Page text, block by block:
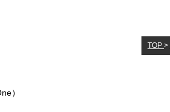
TOP >